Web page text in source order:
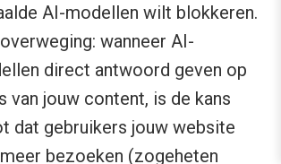
AI-modellen wilt blokkeren.
wanneer AI-
direct antwoord geven op
van jouw content, is de kans
dat gebruikers jouw website
bezoeken (zogeheten